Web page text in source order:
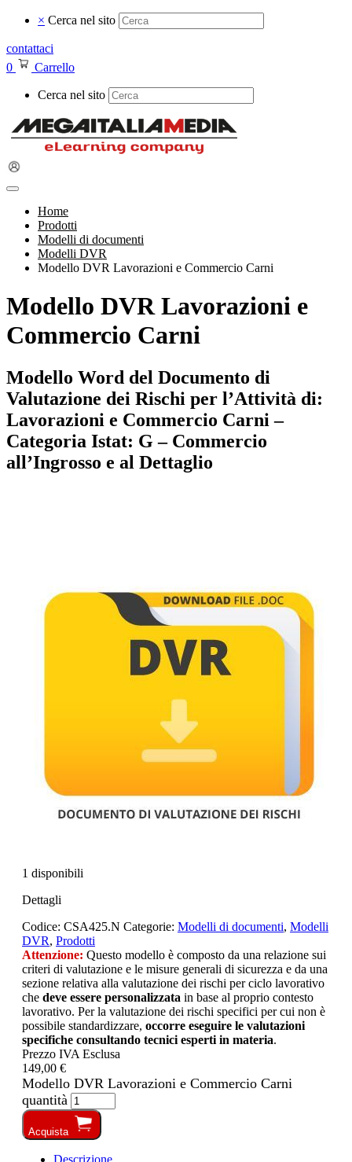
× Cerca nel sito
contattaci
0
Carrello
Cerca nel sito
Home
Prodotti
Modelli di documenti
Modelli DVR
Modello DVR Lavorazioni e Commercio Carni
Modello DVR Lavorazioni e
Commercio Carni
Modello Word del Documento di
Valutazione dei Rischi per l’Attività di:
Lavorazioni e Commercio Carni –
Categoria Istat: G – Commercio
all’Ingrosso e al Dettaglio
1 disponibili
Dettagli
Codice: CSA425.N Categorie: Modelli di documenti, Modelli
DVR, Prodotti
Attenzione: Questo modello è composto da una relazione sui
criteri di valutazione e le misure generali di sicurezza e da una
sezione relativa alla valutazione dei rischi per ciclo lavorativo
che deve essere personalizzata in base al proprio contesto
lavorativo. Per la valutazione dei rischi specifici per cui non è
possibile standardizzare, occorre eseguire le valutazioni
specifiche consultando tecnici esperti in materia.
Prezzo IVA Esclusa
149,00 €
Modello DVR Lavorazioni e Commercio Carni
quantità
Acquista
Descrizione